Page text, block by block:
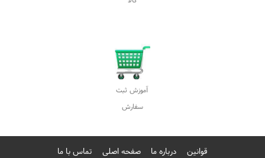
قوانین درباره ما صفحه اصلی تماس با ما